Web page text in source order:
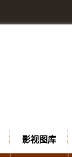
影视图库